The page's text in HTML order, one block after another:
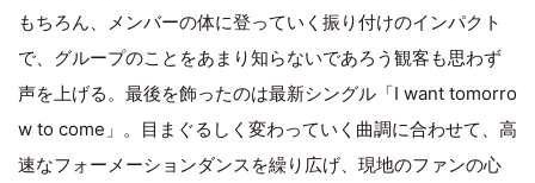
もちろん、メンバーの体に登っていく振り付けのインパクト
で、グループのことをあまり知らないであろう観客も思わず
声を上げる。最後を飾ったのは最新シングル「I want tomorro
w to come」。目まぐるしく変わっていく曲調に合わせて、高
速なフォーメーションダンスを繰り広げ、現地のファンの心